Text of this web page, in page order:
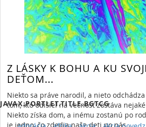
Z LÁSKY K BOHU A KU
DEŤOM...
Niekto sa práve narodil, a nieto
tom, kto odišiel na večnosť zostáva
Niekto získa dom, a inému zostanú po
je jedno, čo zdedia naše deti po nás...
RSS (Opens New Window)
Showing 0 results.
JAVAX.PORTLET.TITLE.BGTCG